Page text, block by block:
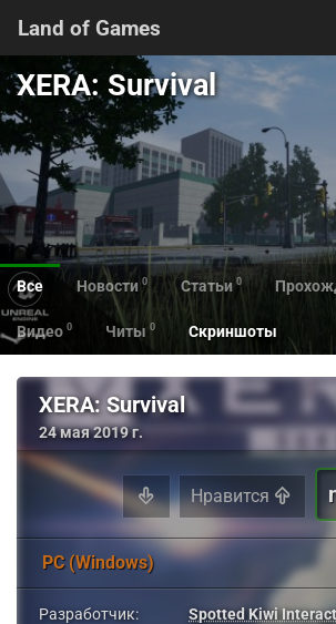
Land of Games
XERA: Survival
Все Новости 0 Статьи 0
Видео 0 Читы 0 Скриншоты
XERA: Survival
24 мая 2019 г.
Нравится
PC (Windows)
Разработчик:
Spotted Kiwi